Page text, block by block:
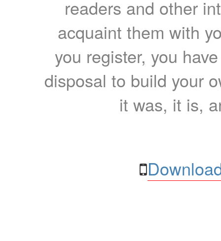
readers and other
acquaint them with
you register, you
disposal to build your
it was, it is,